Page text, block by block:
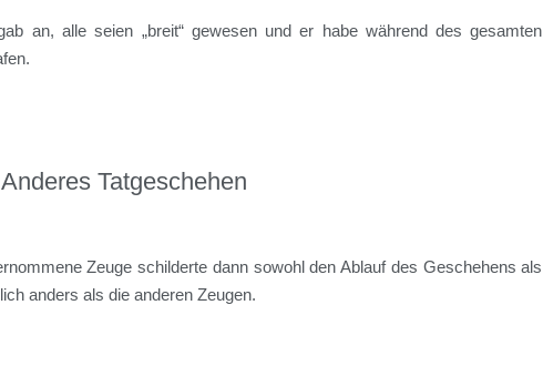
an, alle seien „breit“ gewesen und er habe während des gesamten
Tatgeschehen
Zeuge schilderte dann sowohl den Ablauf des Geschehens als
anders als die anderen Zeugen.